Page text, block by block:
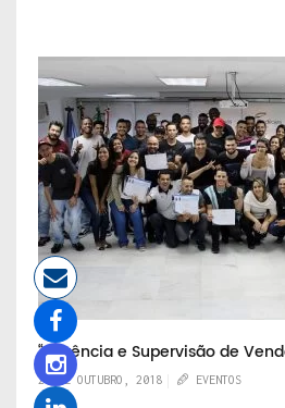
“Gerência e Supervisão de
24 DE OUTUBRO, 2018 EVENTOS